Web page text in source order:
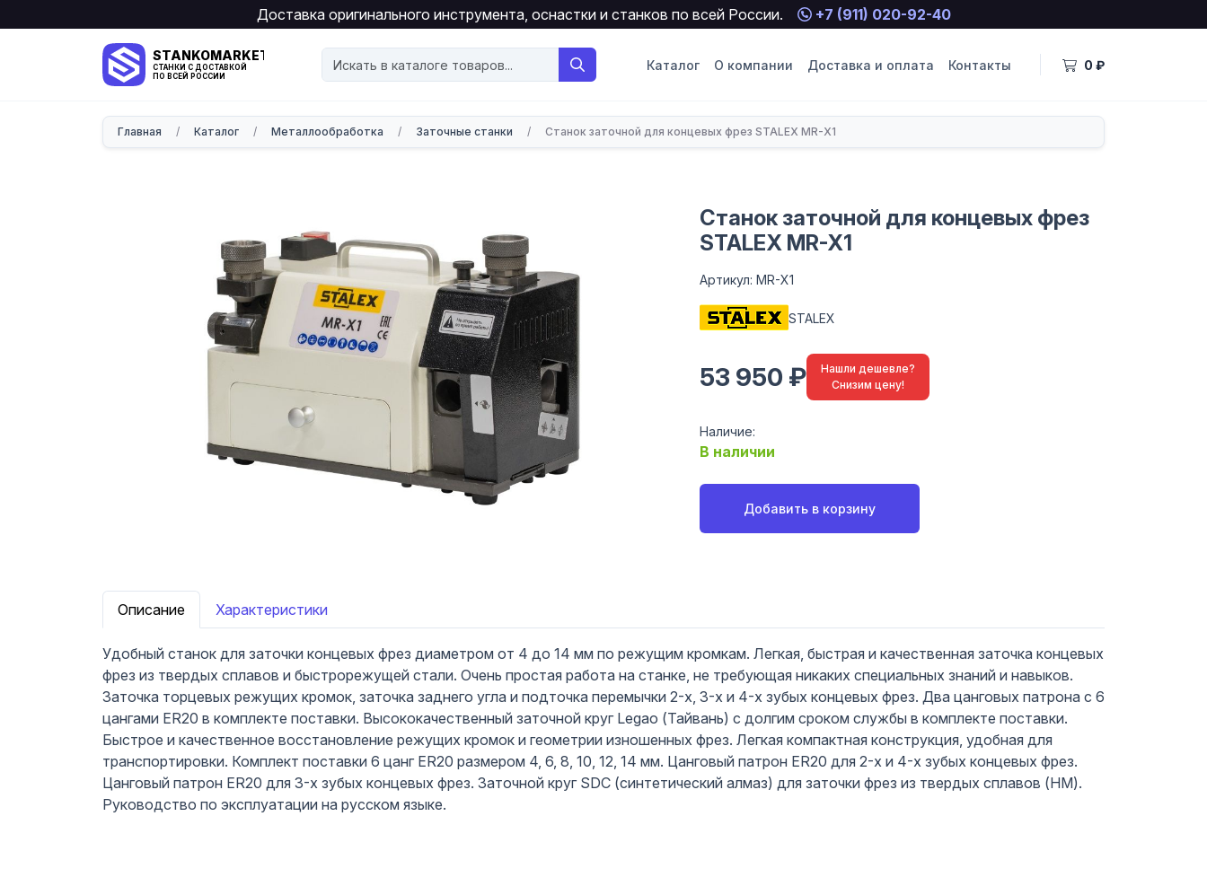
Доставка оригинального инструмента, оснастки и станков по всей России. +7 (911) 020-92-40
STANKOMARKET
СТАНКИ С ДОСТАВКОЙ
ПО ВСЕЙ РОССИИ
Каталог О компании Доставка и оплата Контакты 0 ₽
Главная / Каталог / Металлообработка / Заточные станки / Станок заточной для концевых фрез STALEX MR-X1
Станок заточной для концевых фрез
STALEX MR-X1
Артикул: MR-X1
STALEX
53 950 ₽
Нашли дешевле?
Снизим цену!
Наличие:
В наличии
Добавить в корзину
Описание Характеристики
Удобный станок для заточки концевых фрез диаметром от 4 до 14 мм по режущим кромкам. Легкая, быстрая и качественная заточка концевых
фрез из твердых сплавов и быстрорежущей стали. Очень простая работа на станке, не требующая никаких специальных знаний и навыков.
Заточка торцевых режущих кромок, заточка заднего угла и подточка перемычки 2-х, 3-х и 4-х зубых концевых фрез. Два цанговых патрона с 6
цангами ER20 в комплекте поставки. Высококачественный заточной круг Legao (Тайвань) с долгим сроком службы в комплекте поставки.
Быстрое и качественное восстановление режущих кромок и геометрии изношенных фрез. Легкая компактная конструкция, удобная для
транспортировки. Комплект поставки 6 цанг ER20 размером 4, 6, 8, 10, 12, 14 мм. Цанговый патрон ER20 для 2-х и 4-х зубых концевых фрез.
Цанговый патрон ER20 для 3-х зубых концевых фрез. Заточной круг SDC (синтетический алмаз) для заточки фрез из твердых сплавов (HM).
Руководство по эксплуатации на русском языке.